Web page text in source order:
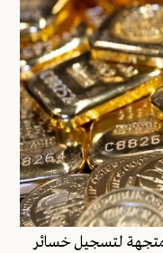
لتسجيل خسائر